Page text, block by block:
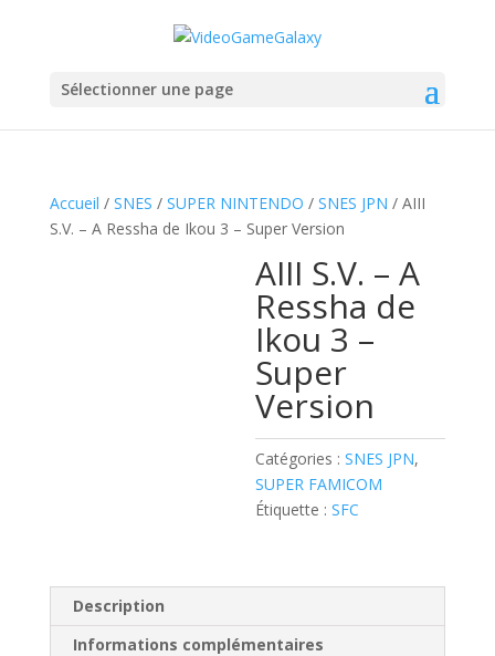
Sélectionner une page
Accueil / SNES / SUPER NINTENDO / SNES JPN / AIII
S.V. – A Ressha de Ikou 3 – Super Version
AIII S.V. – A
Ressha de
Ikou 3 –
Super
Version
Catégories :SNES JPN,
SUPER FAMICOM
Étiquette :SFC
Description
Informations complémentaires